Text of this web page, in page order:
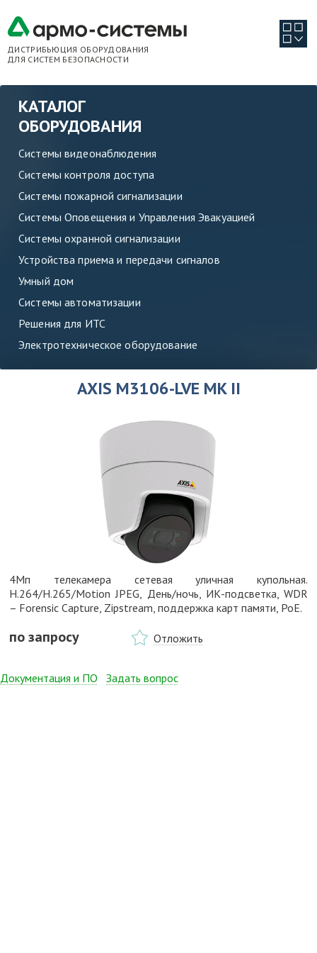
ДИСТРИБЬЮЦИЯ ОБОРУДОВАНИЯ
ДЛЯ СИСТЕМ БЕЗОПАСНОСТИ
КАТАЛОГ
ОБОРУДОВАНИЯ
Системы видеонаблюдения
Системы контроля доступа
Системы пожарной сигнализации
Системы Оповещения и Управления Эвакуацией
Системы охранной сигнализации
Устройства приема и передачи сигналов
Умный дом
Системы автоматизации
Решения для ИТС
Электротехническое оборудование
AXIS M3106-LVE MK II
4Мп телекамера сетевая уличная купольная.
H.264/H.265/Motion JPEG, День/ночь, ИК-подсветка, WDR
– Forensic Capture, Zipstream, поддержка карт памяти, PoE.
по запросу Отложить
Документация и ПО Задать вопрос